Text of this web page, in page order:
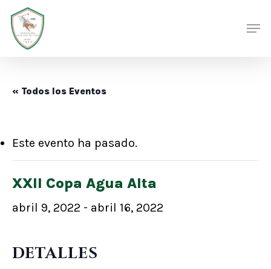
Skip
main
« Todos los Eventos
Este evento ha pasado.
XXII Copa Agua Alta
abril 9, 2022 - abril 16, 2022
DETALLES